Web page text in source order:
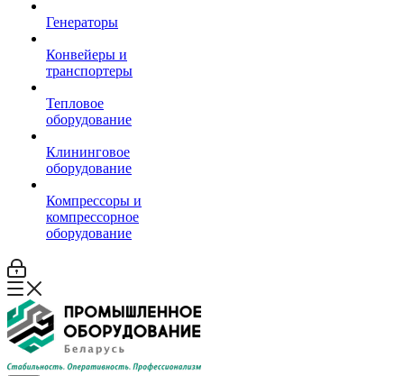
Генераторы
Конвейеры и
транспортеры
Тепловое
оборудование
Клининговое
оборудование
Компрессоры и
компрессорное
оборудование